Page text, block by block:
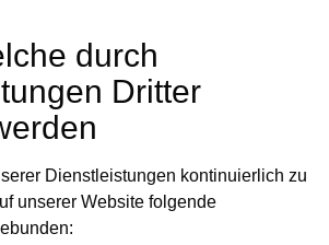
durch
Dritter
Dienstleistungen kontinuierlich zu
unserer Website folgende